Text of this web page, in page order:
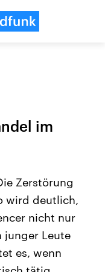
Beiträge,
Hintergründe
und
die Vereinigten
mächtigsten Ländern
großem Einfluss auf
im
Zerstörung
wird deutlich,
nicht nur
junger Leute
es, wenn